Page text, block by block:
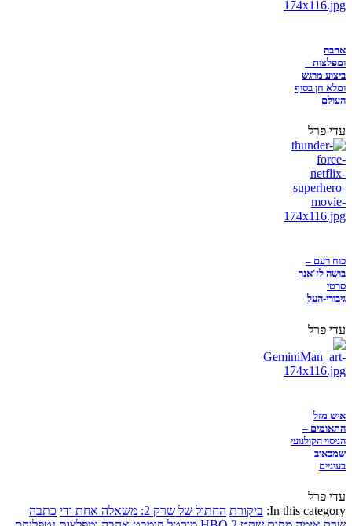
אהבה
ומפלצות –
ביצוע מרגש
ומלא חן בסוף
העולם
עדי פרל
כוח רעם –
בושה לז'אנר
סרטי
גיבורי-העל
עדי פרל
איש מזל
התאומים –
הניסוי הקולנועי
שמכאיב
בעיניים
עדי פרל
In this category: ביקורת החתול של שרק 2: משאלה אחת ודי
כתבה